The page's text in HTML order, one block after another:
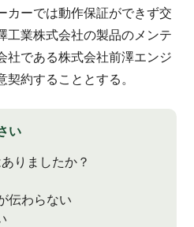
カーでは動作保証ができず交
工業株式会社の製品のメンテ
社である株式会社前澤エンジ
約することとする。
い
りましたか？
伝わらない